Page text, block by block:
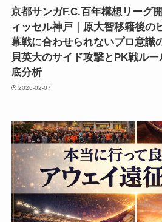
京都サンガF.C.百年構想リーグ
ィッセル神戸｜原大智移籍後の
幕戦に合わせられないプロ意識
貝英大のサイド攻撃とPK戦ル
底分析
2026-02-07